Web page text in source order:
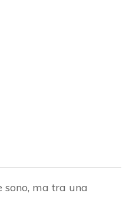
sono, ma tra una